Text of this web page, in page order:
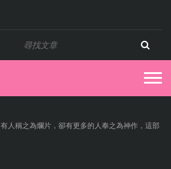
有人稱之為爛片，卻有更多的人奉之為神作，這部